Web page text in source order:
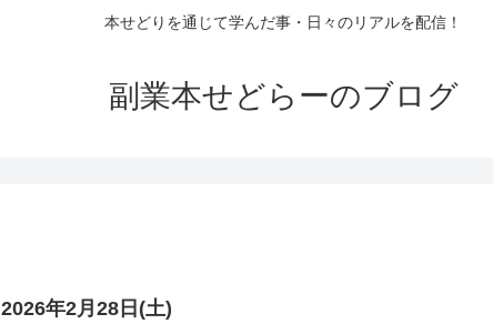
本せどりを通じて学んだ事・日々のリアルを配信！
副業本せどらーのブログ
2026年2月28日(土)